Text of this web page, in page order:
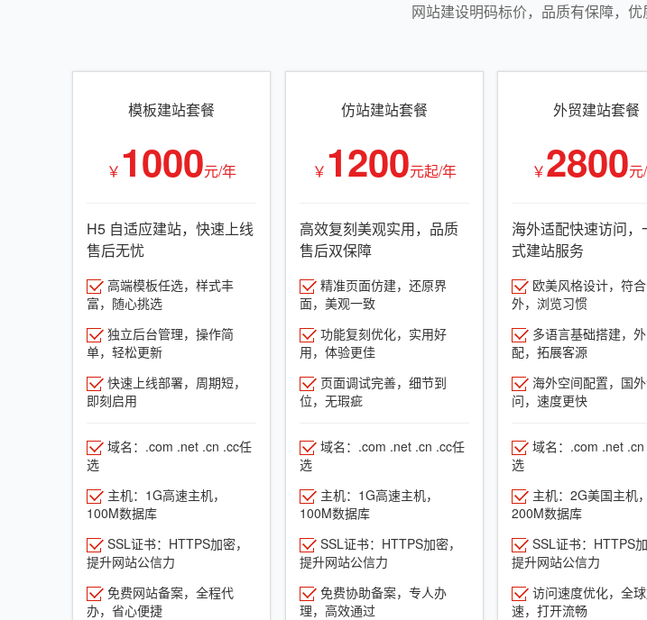
网站建设明码标价，品质有保障，
模板建站套餐
￥ 1000元/年
H5 自适应建站，快速上线
售后无忧
高端模板任选，样式丰
富，随心挑选
独立后台管理，操作简
单，轻松更新
快速上线部署，周期短，
即刻启用
域名：.com .net .cn .cc任
选
主机：1G高速主机，
100M数据库
SSL证书：HTTPS加密，
提升网站公信力
免费网站备案，全程代
办，省心便捷
仿站建站套餐
￥ 1200元起/年
高效复刻美观实用，品质
售后双保障
精准页面仿建，还原界
面，美观一致
功能复刻优化，实用好
用，体验更佳
页面调试完善，细节到
位，无瑕疵
域名：.com .net .cn .cc任
选
主机：1G高速主机，
100M数据库
SSL证书：HTTPS加密，
提升网站公信力
免费协助备案，专人办
理，高效通过
外贸建站套餐
￥2800
海外适配快速访问，
式建站服务
欧美风格设计，符
外，浏览习惯
多语言基础搭建，
配，拓展客源
海外空间配置，国
问，速度更快
域名：.com .net
选
主机：2G美国主机，
200M数据库
SSL证书：HTTPS加
提升网站公信力
访问速度优化，全
速，打开流畅